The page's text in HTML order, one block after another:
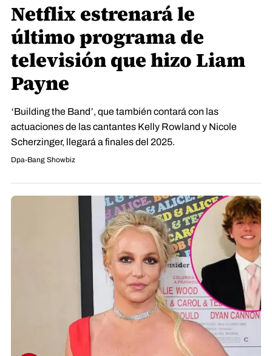
Netflix estrenará le
último programa de
televisión que hizo Liam
Payne
‘Building the Band’, que también contará con las
actuaciones de las cantantes Kelly Rowland y Nicole
Scherzinger, llegará a finales del 2025.
Dpa-Bang Showbiz